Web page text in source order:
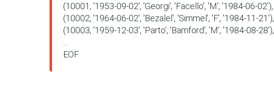
(10001, '1953-09-02', 'Georgi', 'Facello', 'M', '1984-06-02'),
(10002, '1964-06-02', 'Bezalel', 'Simmel', 'F', '1984-11-21'),
(10003, '1959-12-03', 'Parto', 'Bamford', 'M', '1984-08-28'),
EOF